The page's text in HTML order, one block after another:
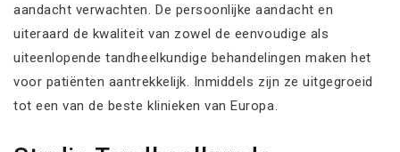
aandacht verwachten. De persoonlijke aandacht en
uiteraard de kwaliteit van zowel de eenvoudige als
uiteenlopende tandheelkundige behandelingen maken het
voor patiënten aantrekkelijk. Inmiddels zijn ze uitgegroeid
tot een van de beste klinieken van Europa.